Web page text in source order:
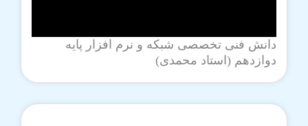
دانش فنی تخصصی شبکه و نرم افزار پایه
دوازدهم (استاد محمدی)